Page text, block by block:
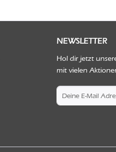
NEWSLETTER
Hol dir jetzt
mit vielen